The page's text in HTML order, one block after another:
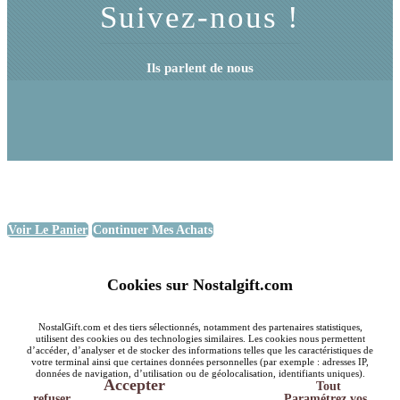
Suivez-nous !
Ils parlent de nous
Voir Le Panier Continuer Mes Achats
Cookies sur Nostalgift.com
NostalGift.com et des tiers sélectionnés, notamment des partenaires statistiques,
utilisent des cookies ou des technologies similaires. Les cookies nous permettent
d’accéder, d’analyser et de stocker des informations telles que les caractéristiques de
votre terminal ainsi que certaines données personnelles (par exemple : adresses IP,
données de navigation, d’utilisation ou de géolocalisation, identifiants uniques).
Accepter
Tout